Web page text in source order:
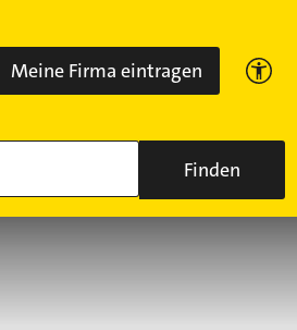
Meine Firma eintragen
Finden